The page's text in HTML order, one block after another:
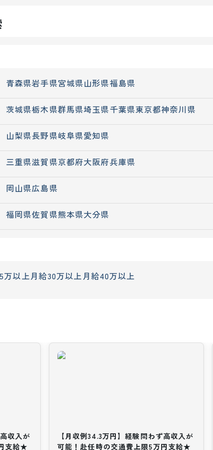
青森県岩手県宮城県山形県福島県
茨城県栃木県群馬県埼玉県千葉県東京都神奈川県
山梨県長野県岐阜県愛知県
三重県滋賀県京都府大阪府兵庫県
岡山県広島県
福岡県佐賀県熊本県大分県
万以上月給30万以上月給40万以上
収入が
支給★
【月収例34.3万円】経験問わず高収入が
可能！赴任時の交通費上限5万円支給★